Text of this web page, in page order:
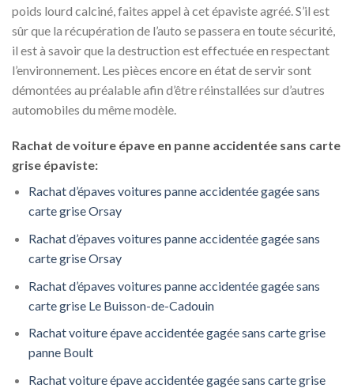
poids lourd calciné, faites appel à cet épaviste agréé. S’il est
sûr que la récupération de l’auto se passera en toute sécurité,
il est à savoir que la destruction est effectuée en respectant
l’environnement. Les pièces encore en état de servir sont
démontées au préalable afin d’être réinstallées sur d’autres
automobiles du même modèle.
Rachat de voiture épave en panne accidentée sans carte
grise épaviste:
Rachat d’épaves voitures panne accidentée gagée sans
carte grise Orsay
Rachat d’épaves voitures panne accidentée gagée sans
carte grise Orsay
Rachat d’épaves voitures panne accidentée gagée sans
carte grise Le Buisson-de-Cadouin
Rachat voiture épave accidentée gagée sans carte grise
panne Boult
Rachat voiture épave accidentée gagée sans carte grise